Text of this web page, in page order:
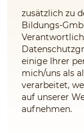
zusätzlich zu
Bildungs-
einige Ihrer
mich/uns als
verarbeitet,
auf unserer
aufnehmen.